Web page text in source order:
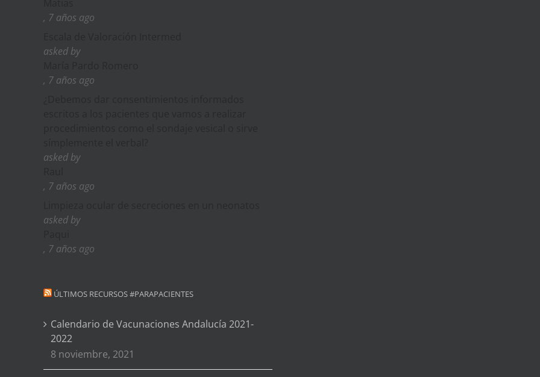
, 7 años ago
asked by
, 7 años ago
asked by
, 7 años ago
asked by
, 7 años ago
ÚLTIMOS RECURSOS #PARAPACIENTES
Calendario de Vacunaciones Andalucía 2021-
2022
8 noviembre, 2021